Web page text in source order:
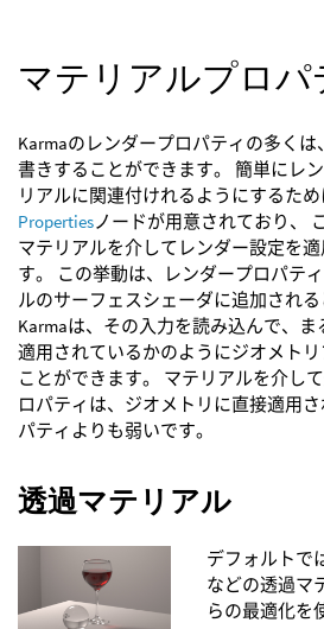
マテリアルプロパ
Karmaのレンダープロパティの多く
書きすることができます。 簡単にレ
リアルに関連付けれるようにするため
Propertiesノードが用意されており、
マテリアルを介してレンダー設定を
す。 この挙動は、レンダープロパテ
ルのサーフェスシェーダに追加される
Karmaは、その入力を読み込んで、
適用されているかのようにジオメト
ことができます。 マテリアルを介し
ロパティは、ジオメトリに直接適用
パティよりも弱いです。
透過マテリアル
デフォルトで
などの透過マ
らの最適化を